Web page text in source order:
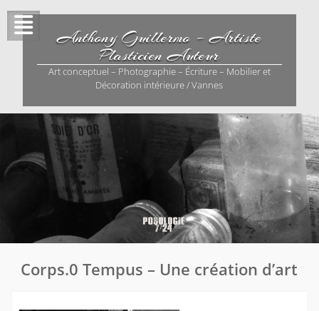
content
Anthony Guillermo – Artiste
Plasticien Auteur
Art conceptuel – Photographie – Écriture – Mobilier et
Décoration intérieure / Vannes
Corps.0 Tempus – Une création d’art